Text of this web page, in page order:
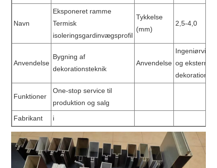
Navn
Eksponeret ramme
Termisk
isoleringsgardinvægsprofil
Tykkelse
(mm)
2,5-4,0
Anvendelse
Bygning af
dekorationsteknik
Anvendelse og ekstern
dekoration
Funktioner
One-stop service til
produktion og salg
Fabrikant
i